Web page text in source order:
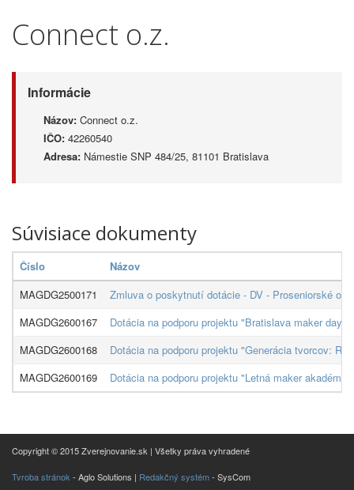
Connect o.z.
Informácie
Názov: Connect o.z.
IČO: 42260540
Adresa: Námestie SNP 484/25, 81101 Bratislava
Súvisiace dokumenty
Číslo
Názov
MAGDG2500171
Zmluva o poskytnutí dotácie - DV - Proseniorské
MAGDG2600167
Dotácia na podporu projektu "Bratislava maker day:
MAGDG2600168
Dotácia na podporu projektu "Generácia tvorcov:
MAGDG2600169
Dotácia na podporu projektu "Letná maker
Copyright © 2015 Zverejnovanie.sk | Všetky práva vyhradené
Tvroba stránok - Aglo Solutions | Redakčný systém- SysCom